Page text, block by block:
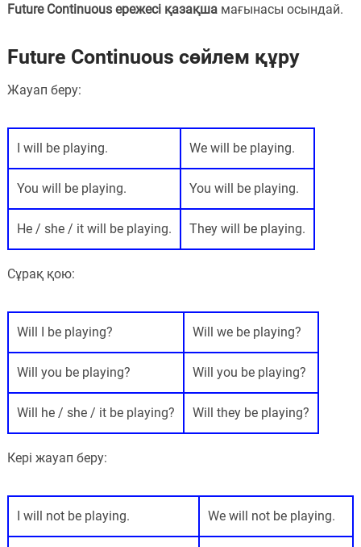
Future Continuous ережесі қазақшамағынасы осындай.
Future Continuous сөйлем құру
Жауап беру:
I will be playing. We will be playing.
You will be playing. You will be playing.
He / she / it will be playing. They will be playing.
Сұрақ қою:
Will I be playing? Will we be playing?
Will you be playing? Will you be playing?
Will he / she / it be playing? Will they be playing?
Кері жауап беру:
I will not be playing. We will not be playing.